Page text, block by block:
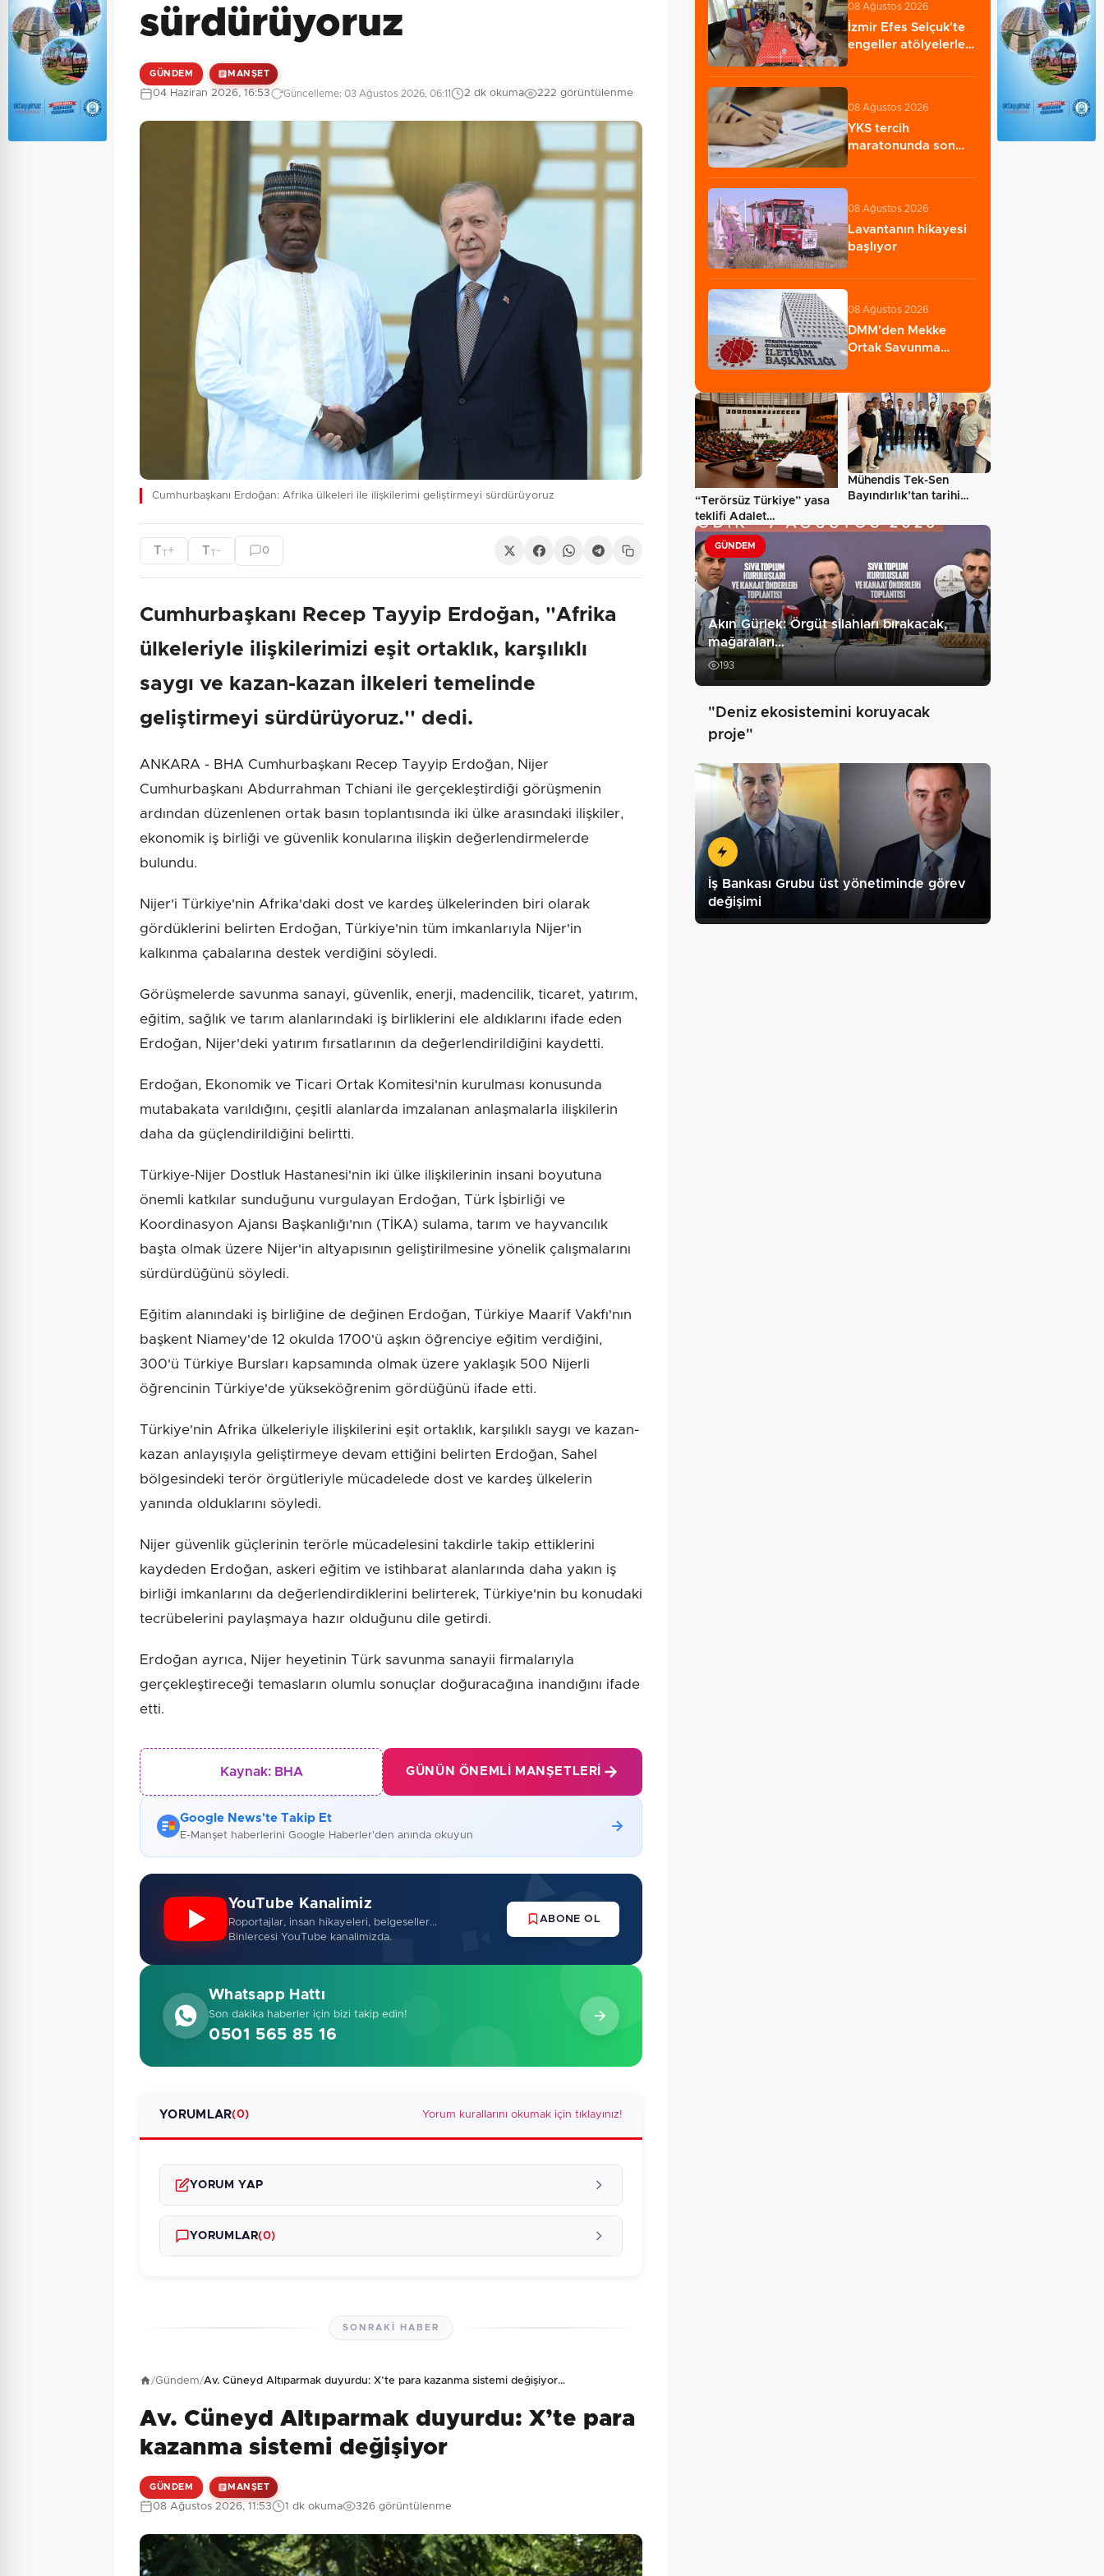
sürdürüyoruz
GÜNDEM MANŞET
04 Haziran 2026, 16:53 Güncelleme: 03 Ağustos 2026, 06:11 2 dk okuma 222 görüntülenme
Cumhurbaşkanı Erdoğan: Afrika ülkeleri ile ilişkilerimi geliştirmeyi sürdürüyoruz
TT+ TT - 0
Cumhurbaşkanı Recep Tayyip Erdoğan, "Afrika
ülkeleriyle ilişkilerimizi eşit ortaklık, karşılıklı
saygı ve kazan-kazan ilkeleri temelinde
geliştirmeyi sürdürüyoruz.'' dedi.
ANKARA - BHA Cumhurbaşkanı Recep Tayyip Erdoğan, Nijer
Cumhurbaşkanı Abdurrahman Tchiani ile gerçekleştirdiği görüşmenin
ardından düzenlenen ortak basın toplantısında iki ülke arasındaki ilişkiler,
ekonomik iş birliği ve güvenlik konularına ilişkin değerlendirmelerde
bulundu.
Nijer'i Türkiye'nin Afrika'daki dost ve kardeş ülkelerinden biri olarak
gördüklerini belirten Erdoğan, Türkiye'nin tüm imkanlarıyla Nijer'in
kalkınma çabalarına destek verdiğini söyledi.
Görüşmelerde savunma sanayi, güvenlik, enerji, madencilik, ticaret, yatırım,
eğitim, sağlık ve tarım alanlarındaki iş birliklerini ele aldıklarını ifade eden
Erdoğan, Nijer'deki yatırım fırsatlarının da değerlendirildiğini kaydetti.
Erdoğan, Ekonomik ve Ticari Ortak Komitesi'nin kurulması konusunda
mutabakata varıldığını, çeşitli alanlarda imzalanan anlaşmalarla ilişkilerin
daha da güçlendirildiğini belirtti.
Türkiye-Nijer Dostluk Hastanesi'nin iki ülke ilişkilerinin insani boyutuna
önemli katkılar sunduğunu vurgulayan Erdoğan, Türk İşbirliği ve
Koordinasyon Ajansı Başkanlığı'nın (TİKA) sulama, tarım ve hayvancılık
başta olmak üzere Nijer'in altyapısının geliştirilmesine yönelik çalışmalarını
sürdürdüğünü söyledi.
Eğitim alanındaki iş birliğine de değinen Erdoğan, Türkiye Maarif Vakfı'nın
başkent Niamey'de 12 okulda 1700'ü aşkın öğrenciye eğitim verdiğini,
300'ü Türkiye Bursları kapsamında olmak üzere yaklaşık 500 Nijerli
öğrencinin Türkiye'de yükseköğrenim gördüğünü ifade etti.
Türkiye'nin Afrika ülkeleriyle ilişkilerini eşit ortaklık, karşılıklı saygı ve kazan-
kazan anlayışıyla geliştirmeye devam ettiğini belirten Erdoğan, Sahel
bölgesindeki terör örgütleriyle mücadelede dost ve kardeş ülkelerin
yanında olduklarını söyledi.
Nijer güvenlik güçlerinin terörle mücadelesini takdirle takip ettiklerini
kaydeden Erdoğan, askeri eğitim ve istihbarat alanlarında daha yakın iş
birliği imkanlarını da değerlendirdiklerini belirterek, Türkiye'nin bu konudaki
tecrübelerini paylaşmaya hazır olduğunu dile getirdi.
Erdoğan ayrıca, Nijer heyetinin Türk savunma sanayii firmalarıyla
gerçekleştireceği temasların olumlu sonuçlar doğuracağına inandığını ifade
etti.
Kaynak: BHA GÜNÜN ÖNEMLI MANŞETLERI
Google News'te Takip Et
E-Manşet haberlerini Google Haberler'den anında okuyun
YouTube Kanalimiz
Roportajlar, insan hikayeleri, belgeseller...
Binlercesi YouTube kanalimizda.
ABONE OL
Whatsapp Hattı
Son dakika haberler için bizi takip edin!
0501 565 85 16
YORUMLAR(0) Yorum kurallarını okumak için tıklayınız!
YORUM YAP
Güvenlik Sorusu: 4 + 5 = ? Gönder
YORUMLAR(0)
SONRAKI HABER
/Gündem/Av. Cüneyd Altıparmak duyurdu: X’te para kazanma sistemi değişiyor…
Av. Cüneyd Altıparmak duyurdu: X’te para
kazanma sistemi değişiyor
GÜNDEM MANŞET
08 Ağustos 2026, 11:53 1 dk okuma 326 görüntülenme
08 Ağustos 2026
İzmir Efes Selçuk'te
engeller atölyelerle
08 Ağustos 2026
YKS tercih
maratonunda son
08 Ağustos 2026
Lavantanın hikayesi
başlıyor
08 Ağustos 2026
DMM'den Mekke
Ortak Savunma
“Terörsüz Türkiye” yasa
teklifi Adalet
Komisyonu’ndan…
Mühendis Tek-Sen
Bayındırlık’tan tarihi
GÜNDEM
Akın Gürlek: Örgüt silahları bırakacak,
mağaraları…
193
"Deniz ekosistemini koruyacak
proje"
İş Bankası Grubu üst yönetiminde görev
değişimi